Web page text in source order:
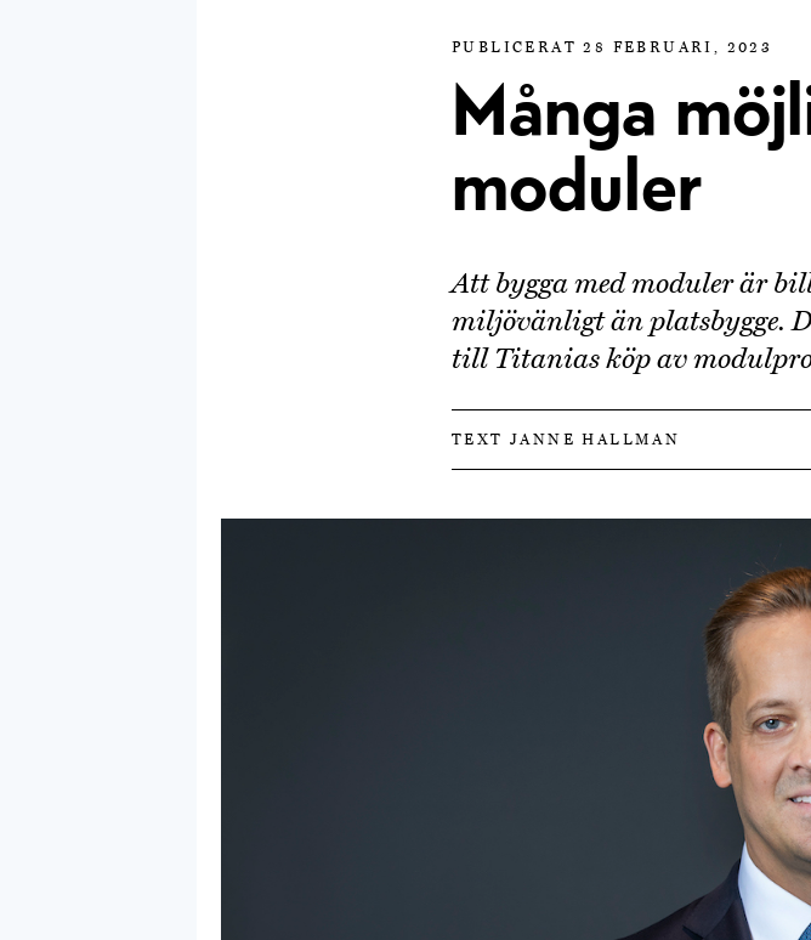
PUBLICERAT 28 FEBRUARI, 2023
Många
moduler
Att bygga med moduler är
miljövänligt än platsbygge.
till Titanias köp av
TEXT JANNE HALLMAN